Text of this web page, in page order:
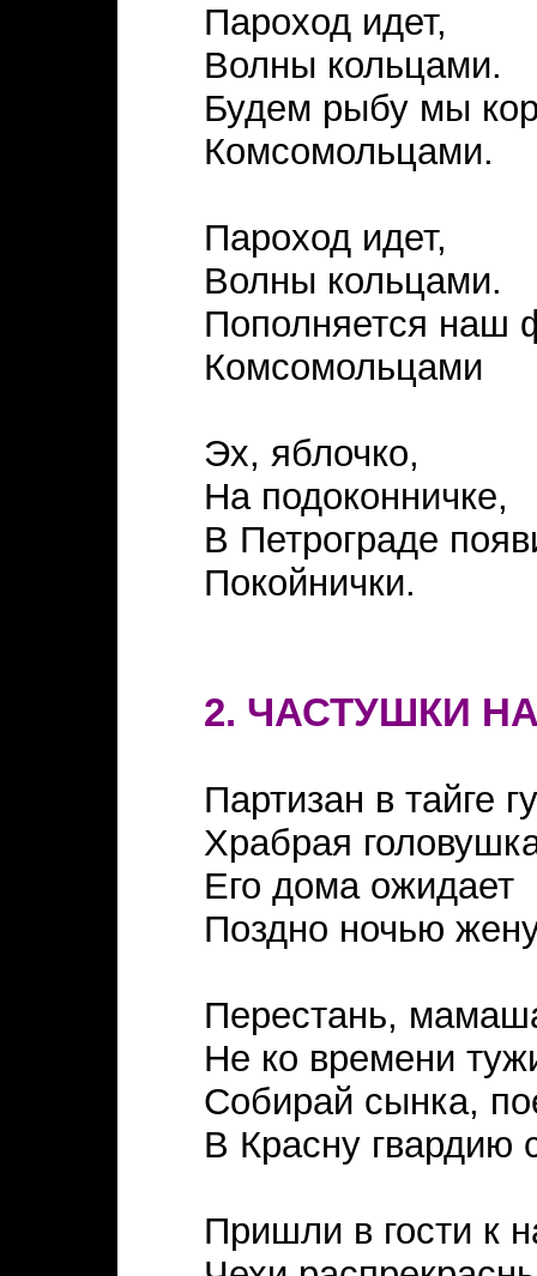
Пароход идет,
Волны кольцами.
Будем рыбу мы
Комсомольцами.
Пароход идет,
Волны кольцами.
Пополняется наш
Комсомольцами
Эх, яблочко,
На подоконничке,
В Петрограде
Покойнички.
2. ЧАСТУШКИ
Партизан в тайге
Храбрая
Его дома ожидает
Поздно ночью
Перестань,
Не ко времени
Собирай сынка,
В Красну гвардию
Пришли в гости к